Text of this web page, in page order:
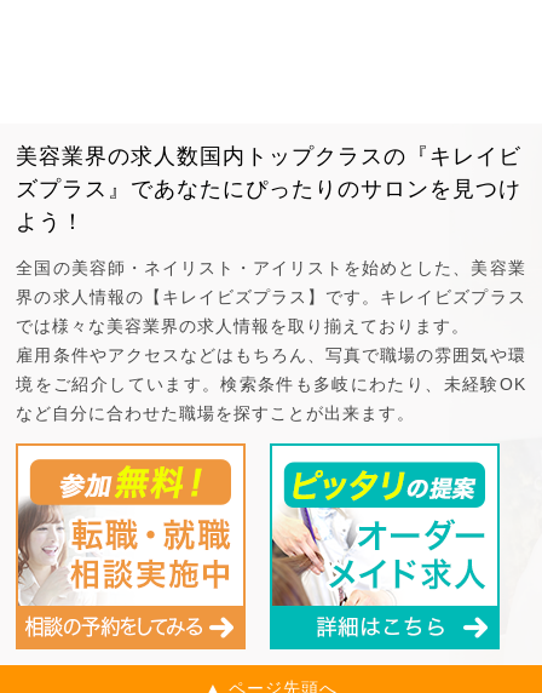
美容業界の求人数国内トップクラスの『キレイビ
ズプラス』であなたにぴったりのサロンを見つけ
よう！
全国の美容師・ネイリスト・アイリストを始めとした、美容業
界の求人情報の【キレイビズプラス】です。キレイビズプラス
では様々な美容業界の求人情報を取り揃えております。
雇用条件やアクセスなどはもちろん、写真で職場の雰囲気や環
境をご紹介しています。検索条件も多岐にわたり、未経験OK
など自分に合わせた職場を探すことが出来ます。
▲ ページ先頭へ